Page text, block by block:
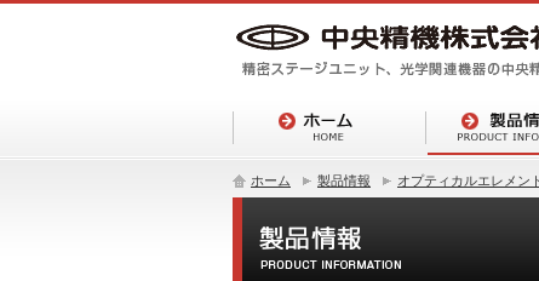
ホーム 製品情報 オプティカルエレメン